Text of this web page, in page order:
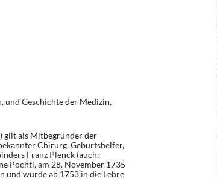
und Geschichte der Medizin,
gilt als Mitbegründer der
Chirurg, Geburtshelfer,
Franz Plenck (auch:
Pochtl, am 28. November 1735
und wurde ab 1753 in die Lehre